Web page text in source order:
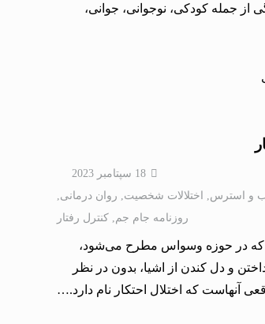
از جمله کودکی، نوجوانی، جوانی،
18 سپتامبر 2023
و استرس, اختلالات شخصيت, روان درمانی,
روزنامه جام جم, کنترل رفتار
که در حوزه وسواس مطرح می‌شود،
و دل کندن از اشیا، بدون در نظر
آنهاست که اختلال احتکار نام دارد.…